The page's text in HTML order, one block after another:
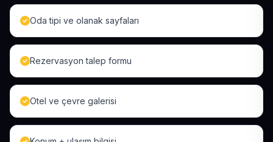
Oda tipi ve olanak sayfaları
Rezervasyon talep formu
Otel ve çevre galerisi